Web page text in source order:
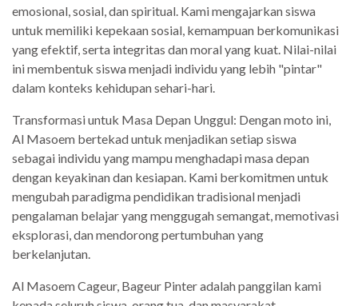
emosional, sosial, dan spiritual. Kami mengajarkan siswa
untuk memiliki kepekaan sosial, kemampuan berkomunikasi
yang efektif, serta integritas dan moral yang kuat. Nilai-nilai
ini membentuk siswa menjadi individu yang lebih "pintar"
dalam konteks kehidupan sehari-hari.
Transformasi untuk Masa Depan Unggul: Dengan moto ini,
Al Masoem bertekad untuk menjadikan setiap siswa
sebagai individu yang mampu menghadapi masa depan
dengan keyakinan dan kesiapan. Kami berkomitmen untuk
mengubah paradigma pendidikan tradisional menjadi
pengalaman belajar yang menggugah semangat, memotivasi
eksplorasi, dan mendorong pertumbuhan yang
berkelanjutan.
Al Masoem Cageur, Bageur Pinter adalah panggilan kami